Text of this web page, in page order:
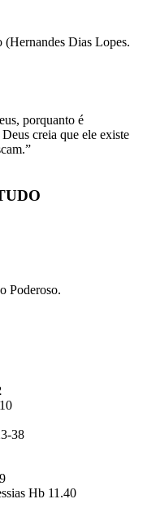
Dias Lopes.
porquanto é
creia que ele existe
Poderoso.
38
Hb 11.40